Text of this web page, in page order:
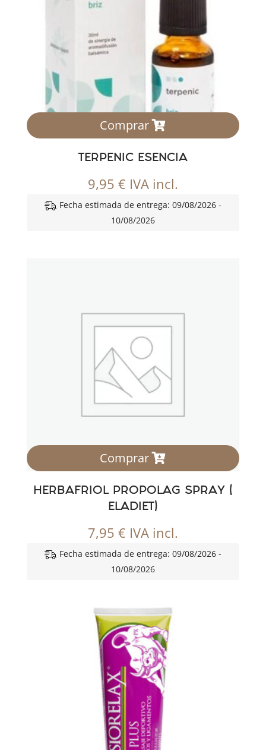
Comprar
TERPENIC ESENCIA
9,95 € IVA incl.
Fecha estimada de entrega: 09/08/2026 -
10/08/2026
Comprar
HERBAFRIOL PROPOLAG SPRAY (
ELADIET)
7,95 € IVA incl.
Fecha estimada de entrega: 09/08/2026 -
10/08/2026